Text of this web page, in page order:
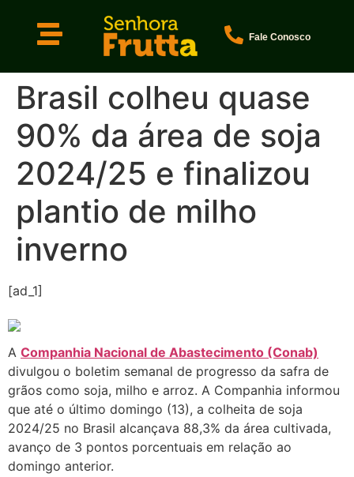
Fale Conosco
Brasil colheu quase
90% da área de soja
2024/25 e finalizou
plantio de milho
inverno
[ad_1]
A Companhia Nacional de Abastecimento (Conab)
divulgou o boletim semanal de progresso da safra de
grãos como soja, milho e arroz. A Companhia informou
que até o último domingo (13), a colheita de soja
2024/25 no Brasil alcançava 88,3% da área cultivada,
avanço de 3 pontos porcentuais em relação ao
domingo anterior.